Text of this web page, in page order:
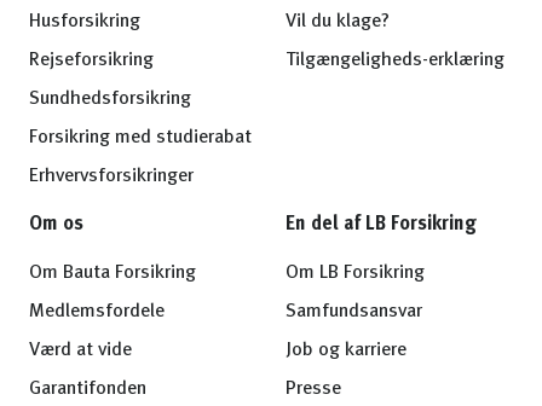
Husforsikring
Rejseforsikring
Sundhedsforsikring
Forsikring med studierabat
Erhvervsforsikringer
Vil du klage?
Tilgængeligheds-erklæring
Om os
Om Bauta Forsikring
Medlemsfordele
Værd at vide
Garantifonden
En del af LB Forsikring
Om LB Forsikring
Samfundsansvar
Job og karriere
Presse